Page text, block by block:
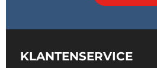
KLANTENSERVICE